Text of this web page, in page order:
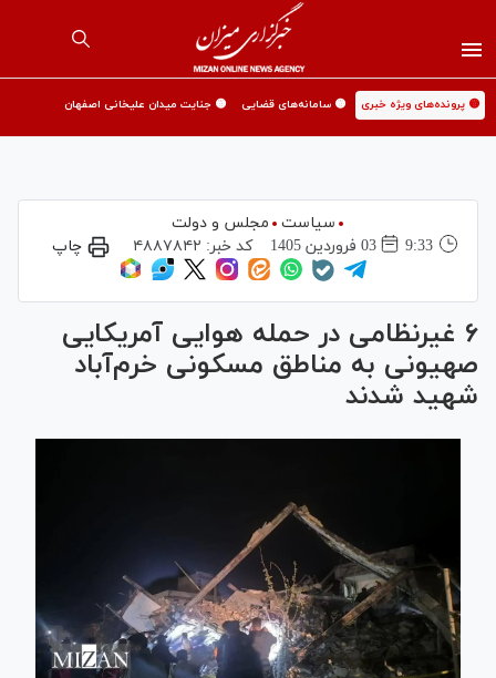
🟡 پرونده‌های ویژه خبری 🟡 سامانه‌های قضایی 🟡 جنایت میدان علیخانی اصفهان
سیاست
مجلس و دولت
9:33
03 فروردين 1405 کد خبر: ۴۸۸۷۸۴۲ چاپ
۶ غیرنظامی در حمله هوایی آمریکایی
صهیونی به مناطق مسکونی خرم‌آباد
شهید شدند